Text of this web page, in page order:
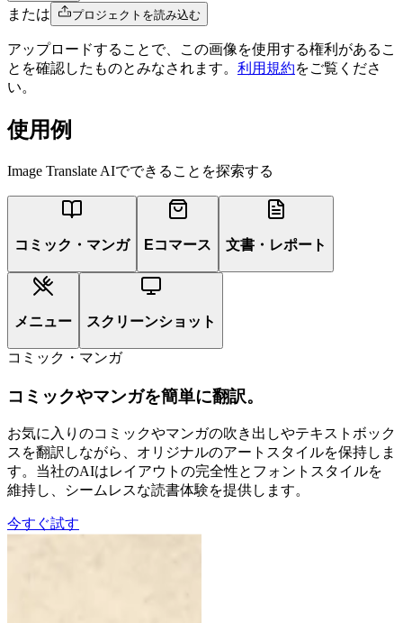
または プロジェクトを読み込む
アップロードすることで、この画像を使用する権利があるこ
とを確認したものとみなされます。 利用規約をご覧くださ
い。
使用例
Image Translate AIでできることを探索する
コミック・マンガ Eコマース 文書・レポート
メニュー スクリーンショット
コミック・マンガ
コミックやマンガを簡単に翻訳。
お気に入りのコミックやマンガの吹き出しやテキストボック
スを翻訳しながら、オリジナルのアートスタイルを保持しま
す。当社のAIはレイアウトの完全性とフォントスタイルを
維持し、シームレスな読書体験を提供します。
今すぐ試す